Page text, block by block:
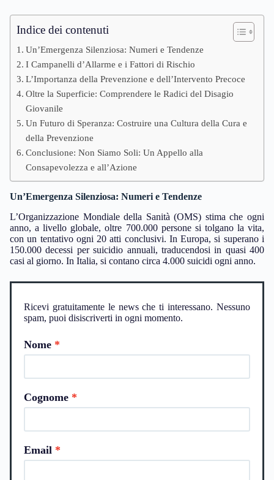
Indice dei contenuti
Un’Emergenza Silenziosa: Numeri e Tendenze
I Campanelli d’Allarme e i Fattori di Rischio
L’Importanza della Prevenzione e dell’Intervento Precoce
Oltre la Superficie: Comprendere le Radici del Disagio
Giovanile
Un Futuro di Speranza: Costruire una Cultura della Cura e
della Prevenzione
Conclusione: Non Siamo Soli: Un Appello alla
Consapevolezza e all’Azione
Un’Emergenza Silenziosa: Numeri e Tendenze
L’Organizzazione Mondiale della Sanità (OMS) stima che ogni
anno, a livello globale, oltre 700.000 persone si tolgano la vita,
con un tentativo ogni 20 atti conclusivi. In Europa, si superano i
150.000 decessi per suicidio annuali, traducendosi in quasi 400
casi al giorno. In Italia, si contano circa 4.000 suicidi ogni anno.
Ricevi gratuitamente le news che ti interessano. Nessuno
spam, puoi disiscriverti in ogni momento.
Nome
Cognome
Email